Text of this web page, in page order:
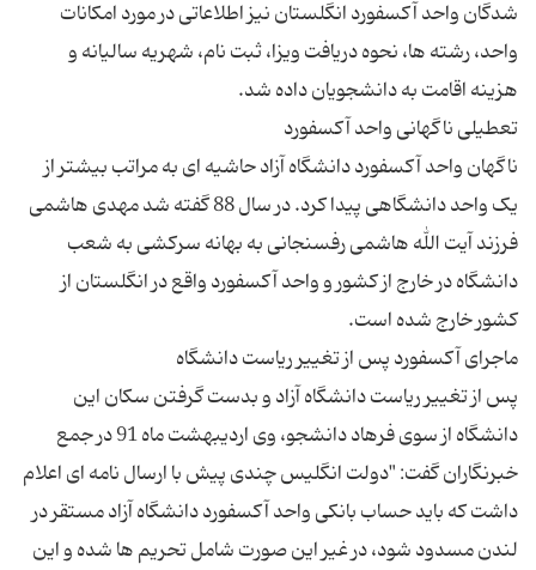
شدگان واحد آکسفورد انگلستان نیز اطلاعاتی در مورد امکانات
واحد، رشته ها، نحوه دریافت ویزا، ثبت نام، شهریه سالیانه و
ناگهان واحد آکسفورد دانشگاه آزاد حاشیه ای به مراتب بیشتر از
یک واحد دانشگاهی پیدا کرد. در سال 88 گفته شد مهدی هاشمی
فرزند آیت الله هاشمی رفسنجانی به بهانه سرکشی به شعب
دانشگاه در خارج از کشور و واحد آکسفورد واقع در انگلستان از
پس از تغییر ریاست دانشگاه آزاد و بدست گرفتن سکان این
دانشگاه از سوی فرهاد دانشجو، وی اردیبهشت ماه 91 در جمع
خبرنگاران گفت: "دولت انگلیس چندی پیش با ارسال نامه ای اعلام
داشت که باید حساب بانکی واحد آکسفورد دانشگاه آزاد مستقر در
لندن مسدود شود، در غیر این صورت شامل تحریم ها شده و این